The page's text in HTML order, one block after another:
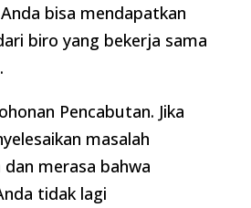
bisa mendapatkan
biro yang bekerja sama
Pencabutan. Jika
masalah
dan merasa bahwa
tidak lagi